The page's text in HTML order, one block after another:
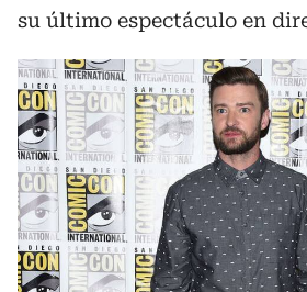
su último espectáculo en